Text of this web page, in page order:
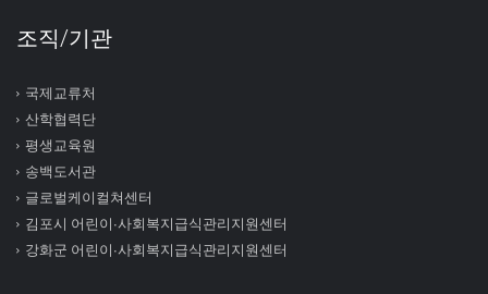
조직/기관
국제교류처
산학협력단
평생교육원
송백도서관
글로벌케이컬쳐센터
김포시 어린이∙사회복지급식관리지원센터
강화군 어린이∙사회복지급식관리지원센터